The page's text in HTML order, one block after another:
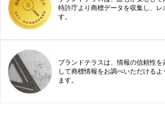
特許庁より商標データを収集し、
す。
ブランドテラスは、情報の信頼性
して商標情報をお調べいただける
ます。